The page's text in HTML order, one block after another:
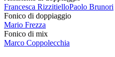
Francesca RizzitielloPaolo Brunori
Fonico di doppiaggio
Mario Frezza
Fonico di mix
Marco Coppolecchia